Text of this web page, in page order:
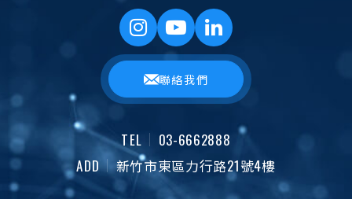
聯絡我們
TEL
03-6662888
ADD
新竹市東區力行路21號4樓